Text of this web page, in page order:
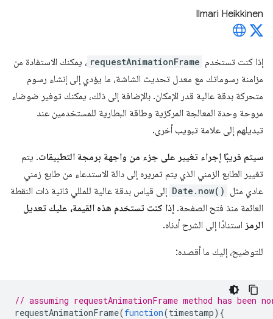
Ilmari Heikkinen
إذا كنت تستخدم requestAnimationFrame ، يمكنك الاستفادة من
مزامنة رسوماتك مع معدل تحديث الشاشة، ما يؤدي إلى إنشاء رسوم
متحركة بدقة عالية قدر الإمكان. بالإضافة إلى ذلك، يمكنك توفير ضوضاء
مروحة وحدة المعالجة المركزية وطاقة البطارية للمستخدمين عند
تبديلهم إلى علامة تبويب أخرى.
سيتم قريبًا إجراء تغيير على جزء من واجهة برمجة التطبيقات. يتم
تغيير الطابع الزمني الذي يتم تمريره إلى دالة الاستدعاء من طابع زمني
عادي مثل Date.now() إلى قياس بدقة عالية للمللي ثانية ذات النقطة
العائمة منذ فتح الصفحة. إذا كنت تستخدم هذه القيمة، عليك تعديل
الرمز استنادًا إلى الشرح أدناه.
للتوضيح، إليك ما أقصده:
// assuming requestAnimationFrame method has
requestAnimationFrame(function(timestamp){